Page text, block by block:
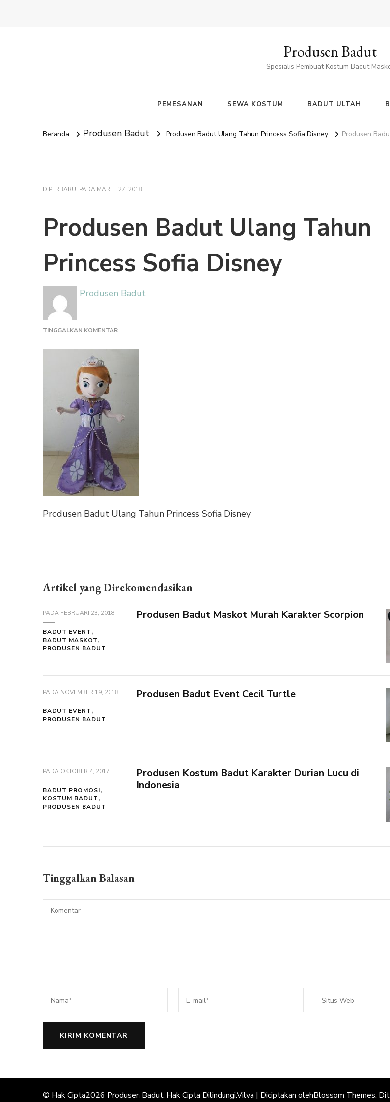
Produsen Badut
Spesialis Pembuat Kostum Badut
PEMESANAN SEWA KOSTUM BADUT ULTAH
Beranda Produsen Badut Produsen Badut Ulang Tahun Princess Sofia Disney Produsen
DIPERBARUI PADA MARET 27, 2018
Produsen Badut Ulang Tahun
Princess Sofia Disney
Produsen Badut
TINGGALKAN KOMENTARPADA
BADUT
DISNEY
Produsen Badut Ulang Tahun Princess Sofia Disney
Artikel yang Direkomendasikan
PADA FEBRUARI 23, 2018
BADUT EVENT
BADUT MASKOT
PRODUSEN BADUT
Produsen Badut Maskot Murah Karakter Scorpion
PADA NOVEMBER 19, 2018
BADUT EVENT
PRODUSEN BADUT
Produsen Badut Event Cecil Turtle
PADA OKTOBER 4, 2017
BADUT PROMOSI
KOSTUM BADUT
PRODUSEN BADUT
Produsen Kostum Badut Karakter Durian Lucu di
Indonesia
Tinggalkan Balasan
© Hak Cipta2026 Produsen Badut. Hak Cipta Dilindungi.Vilva | Diciptakan olehBlossom Themes.